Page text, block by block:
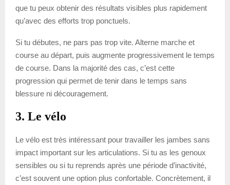
que tu peux obtenir des résultats visibles plus rapidement
qu’avec des efforts trop ponctuels.
Si tu débutes, ne pars pas trop vite. Alterne marche et
course au départ, puis augmente progressivement le temps
de course. Dans la majorité des cas, c’est cette
progression qui permet de tenir dans le temps sans
blessure ni découragement.
3. Le vélo
Le vélo est très intéressant pour travailler les jambes sans
impact important sur les articulations. Si tu as les genoux
sensibles ou si tu reprends après une période d’inactivité,
c’est souvent une option plus confortable. Concrètement, il